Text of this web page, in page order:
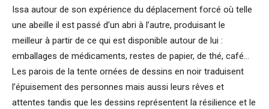
Issa autour de son expérience du déplacement forcé où telle
une abeille il est passé d’un abri à l’autre, produisant le
meilleur à partir de ce qui est disponible autour de lui :
emballages de médicaments, restes de papier, de thé, café…
Les parois de la tente ornées de dessins en noir traduisent
l’épuisement des personnes mais aussi leurs rêves et
attentes tandis que les dessins représentent la résilience et le